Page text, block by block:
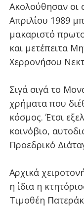
Ακολούθησαν οι
Απριλίου 1989
μακαριστό
και μετέπειτα
Χερρονήσου
Σιγά σιγά το
χρήματα που
κόσμος. Έτσι
κοινόβιο,
Προεδρικό
Αρχικά
η ίδια η
Τιμοθέη